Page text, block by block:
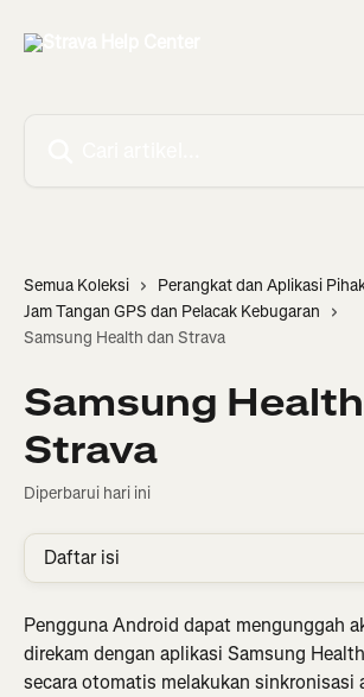
Semua Koleksi
Perangkat dan Aplikasi
Jam Tangan GPS dan Pelacak Kebugaran
Samsung Health dan Strava
Samsung
Strava
Diperbarui hari ini
Daftar isi
Pengguna Android dapat mengunggah
direkam dengan aplikasi Samsung
secara otomatis melakukan sinkronisasi